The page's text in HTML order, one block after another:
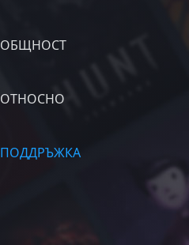
ОБЩНОСТ
ОТНОСНО
ПОДДРЪЖКА